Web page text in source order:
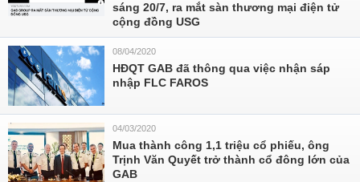
sáng 20/7, ra mắt sàn thương mại điện tử
cộng đồng USG
08/04/2020
HĐQT GAB đã thông qua việc nhận sáp
nhập FLC FAROS
04/03/2020
Mua thành công 1,1 triệu cổ phiếu, ông
Trịnh Văn Quyết trở thành cổ đông lớn của
GAB